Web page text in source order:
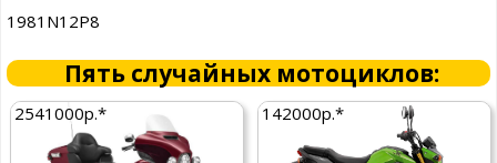
1981N12P8
Пять случайных мотоциклов:
2541000р.* 142000р.*